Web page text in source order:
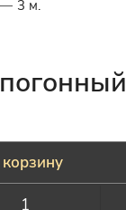
— 3 м.